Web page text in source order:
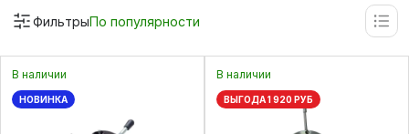
ФильтрыПо популярности
В наличии
НОВИНКА
В наличии
ВЫГОДА 1 920 РУБ